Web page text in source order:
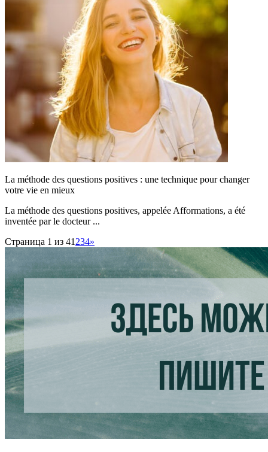
La méthode des questions positives : une technique pour changer
votre vie en mieux
La méthode des questions positives, appelée Afformations, a été
inventée par le docteur ...
Страница 1 из 41 234»